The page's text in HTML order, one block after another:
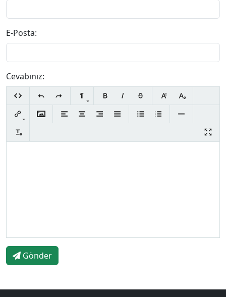
E-Posta:
Cevabınız:
Gönder